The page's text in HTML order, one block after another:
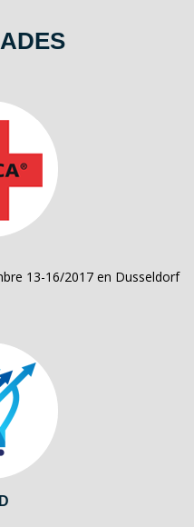
13-16/2017 en Dusseldorf